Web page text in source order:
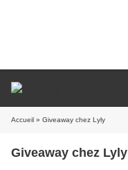
Accueil » Giveaway chez Lyly
Giveaway chez Lyly